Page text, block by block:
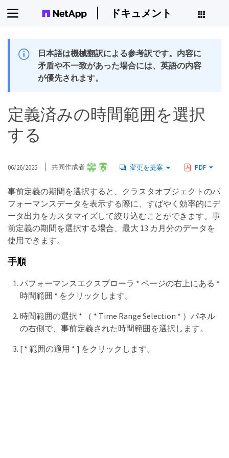
ドキュメント
日本語は機械翻訳による参考訳です。内容に
矛盾や不一致があった場合には、英語の内容
が優先されます。
定義済みの時間範囲を選択
する
06/26/2025 共同作成者 変更を提案 PDF
事前定義の期間を選択すると、クラスタオブジェクトのパ
フォーマンスデータを表示する際に、すばやく効率的にデ
ータ出力をカスタマイズして絞り込むことができます。事
前定義の期間を選択する場合、最大 13 カ月分のデータを
使用できます。
手順
パフォーマンスエクスプローラ * ページの右上にある *
時間範囲 * をクリックします。
時間範囲の選択 * （ * Time Range Selection * ）パネル
の右側で、事前定義された時間範囲を選択します。
[ * 範囲の適用 * ] をクリックします。